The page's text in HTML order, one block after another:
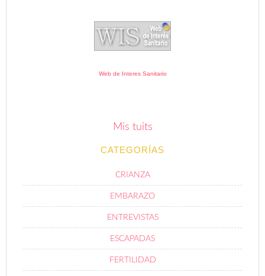
Web de Interes Sanitario
Mis tuits
CATEGORÍAS
CRIANZA
EMBARAZO
ENTREVISTAS
ESCAPADAS
FERTILIDAD